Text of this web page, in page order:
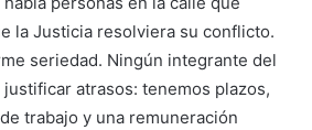
la Justicia resolviera su conflicto.
seriedad. Ningún integrante del
atrasos: tenemos plazos,
trabajo y una remuneración